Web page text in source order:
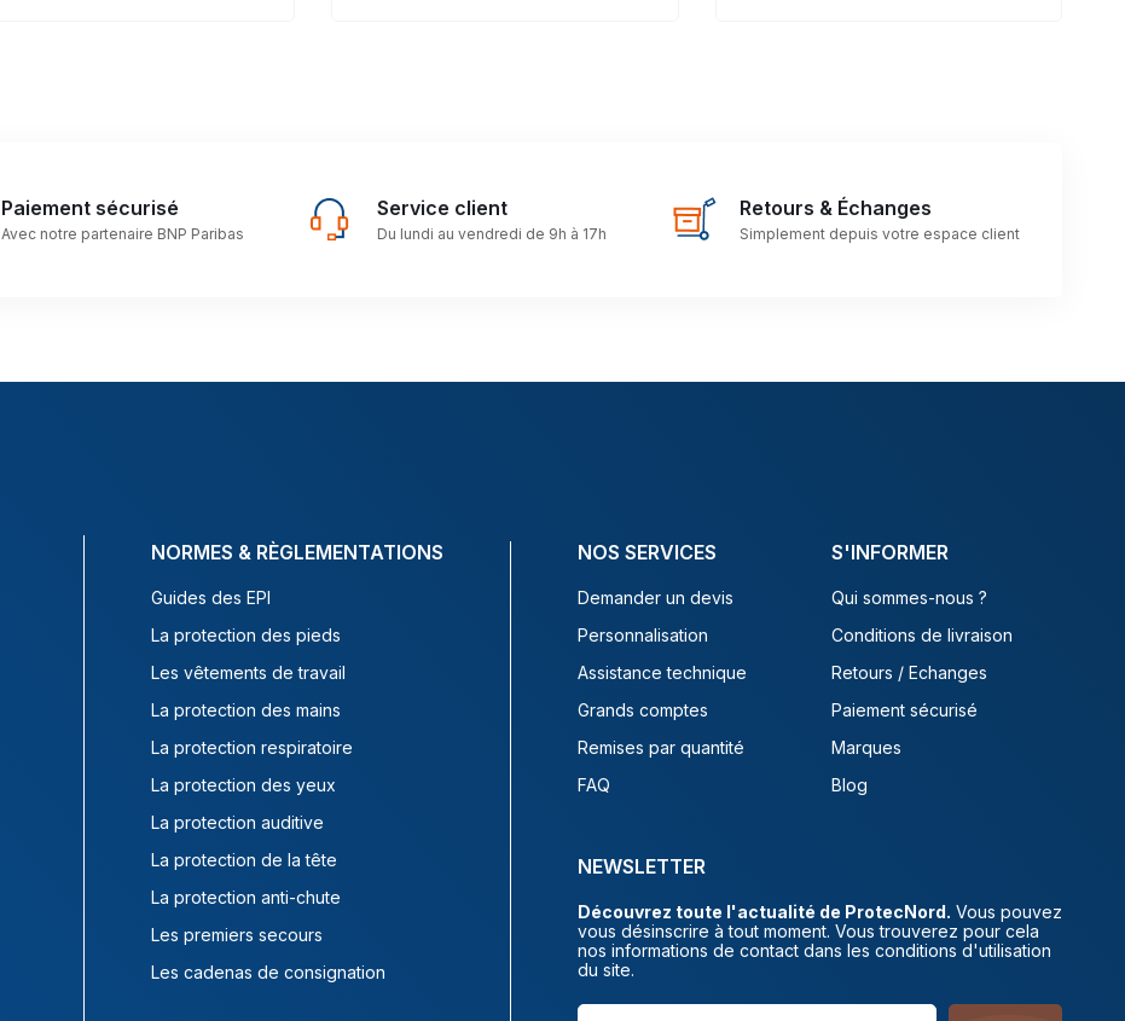
Paiement sécurisé
Avec notre partenaire BNP Paribas
Service client
Du lundi au vendredi de 9h à 17h
Retours & Échanges
Simplement depuis votre espace client
NORMES & RÈGLEMENTATIONS
Guides des EPI
La protection des pieds
Les vêtements de travail
La protection des mains
La protection respiratoire
La protection des yeux
La protection auditive
La protection de la tête
La protection anti-chute
Les premiers secours
Les cadenas de consignation
NOS SERVICES
Demander un devis
Personnalisation
Assistance technique
Grands comptes
Remises par quantité
FAQ
S'INFORMER
Qui sommes-nous ?
Conditions de livraison
Retours / Echanges
Paiement sécurisé
Marques
Blog
NEWSLETTER
Découvrez toute l'actualité de ProtecNord. Vous pouvez
vous désinscrire à tout moment. Vous trouverez pour cela
nos informations de contact dans les conditions d'utilisation
du site.